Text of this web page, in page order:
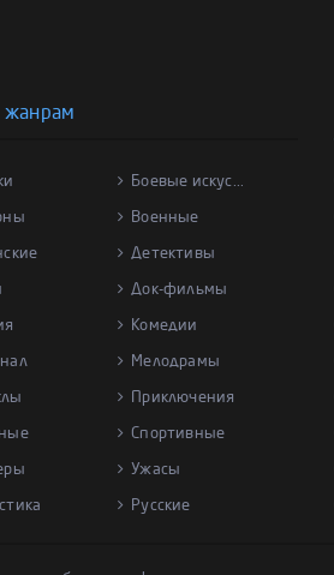
жанрам
Боевые искус...
Военные
Детективы
Док-фильмы
Комедии
Мелодрамы
Приключения
Спортивные
Ужасы
Русские